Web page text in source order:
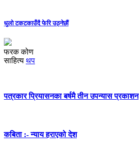
धुलो टकटकाउँदै फेरि उठ्नेछौं
फरक कोण
साहित्य थप
पत्रकार प्रियासनका बर्षमै तीन उपन्यास प्रकाशन
कबिता :- न्याय हराएको देश